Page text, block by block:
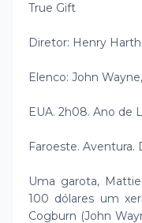
True Gift
Diretor: Henry
Elenco: John
EUA. 2h08. Ano de
Faroeste. Aventura.
Uma garota,
100 dólares um
Cogburn (John